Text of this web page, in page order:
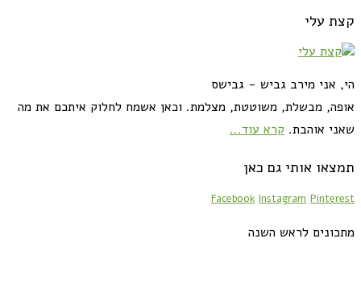
קצת עלי
הי, אני מירב גביש - גבישס
אופה, מבשלת, משוטטת, מצלמת. וכאן אשמח לחלוק איתכם את מה
שאני אוהבת. קרא עוד...
תמצאו אותי גם כאן
Facebook Instagram Pinterest
מתכונים לראש השנה